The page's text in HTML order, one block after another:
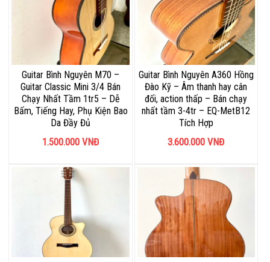
Guitar Bình Nguyên M70 –
Guitar Classic Mini 3/4 Bán
Chạy Nhất Tầm 1tr5 – Dễ
Bấm, Tiếng Hay, Phụ Kiện Bao
Da Đầy Đủ
1.500.000 VNĐ
Guitar Bình Nguyên A360 Hồng
Đào Kỹ – Âm thanh hay cân
đối, action thấp – Bán chạy
nhất tầm 3-4tr – EQ-MetB12
Tích Hợp
3.600.000 VNĐ